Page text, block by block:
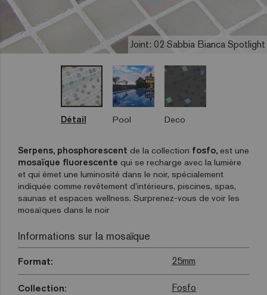
Joint: 02 Sabbia Bianca Spotlight
Détail Pool Deco
Serpens, phosphorescent de la collection fosfo, est une
mosaïque fluorescente qui se recharge avec la lumière
et qui émet une luminosité dans le noir, spécialement
indiquée comme revêtement d’intérieurs, piscines, spas,
saunas et espaces wellness. Surprenez-vous de voir les
mosaïques dans le noir
Informations sur la mosaïque
Format: 25mm
Collection: Fosfo